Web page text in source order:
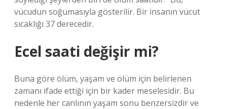
vücudun soğumasıyla gösterilir. Bir insanın vücut
sıcaklığı 37 derecedir.
Ecel saati değişir mi?
Buna göre ölüm, yaşam ve ölüm için belirlenen
zamanı ifade ettiği için bir kader meselesidir. Bu
nedenle her canlının yaşam sonu benzersizdir ve